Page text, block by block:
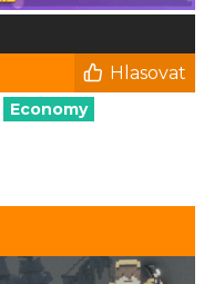
Hlasovat
Economy